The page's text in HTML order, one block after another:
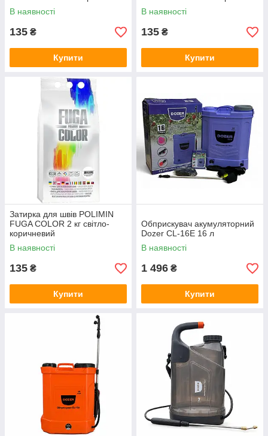
В наявності
135 ₴
Купити
В наявності
135 ₴
Купити
Затирка для швів POLIMIN
FUGA COLOR 2 кг світло-
коричневий
В наявності
135 ₴
Купити
Обприскувач акумуляторний
Dozer CL-16E 16 л
В наявності
1 496 ₴
Купити